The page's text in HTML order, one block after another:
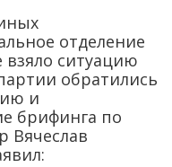
отделение
взяло ситуацию
обратились
и
брифинга по
Вячеслав